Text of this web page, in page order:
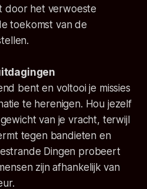
door het verwoeste
toekomst van de
bent en voltooi je missies
te herenigen. Hou jezelf
van je vracht, terwijl
tegen bandieten en
Dingen probeert
zijn afhankelijk van